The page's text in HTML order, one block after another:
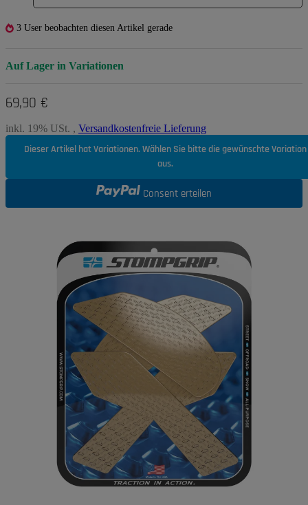
3 User beobachten diesen Artikel gerade
Auf Lager in Variationen
69,90 €
inkl. 19% USt. , Versandkostenfreie Lieferung
Dieser Artikel hat Variationen. Wählen Sie bitte die gewünschte Variation
aus.
Consent erteilen